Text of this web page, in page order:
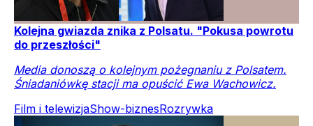
Kolejna gwiazda znika z Polsatu. "Pokusa powrotu
do przeszłości"
Media donoszą o kolejnym pożegnaniu z Polsatem.
Śniadaniówkę stacji ma opuścić Ewa Wachowicz.
Film i telewizjaShow-biznesRozrywka